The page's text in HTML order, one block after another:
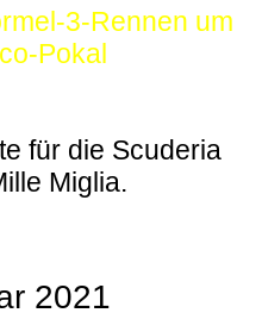
3-Rennen um
Pokal
für die Scuderia
Miglia.
2021